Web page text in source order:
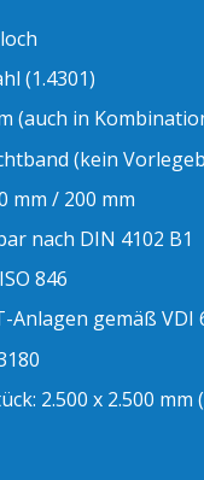
(1.4301)
(auch in
(kein
mm / 200 mm
nach DIN 4102 B1
846
Anlagen gemäß VDI
2.500 x 2.500 mm